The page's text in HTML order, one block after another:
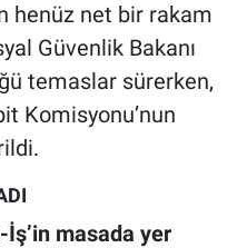
henüz net bir rakam
Güvenlik Bakanı
temaslar sürerken,
Komisyonu’nun
İş’in masada yer